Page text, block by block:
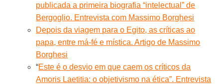
publicada a primeira biografia “intelectual” de
Bergoglio. Entrevista com Massimo Borghesi
Depois da viagem para o Egito, as críticas ao
papa, entre má-fé e mística. Artigo de Massimo
Borghesi
“Este é o desvio em que caem os críticos da
Amoris Laetitia: o objetivismo na ética”. Entrevista